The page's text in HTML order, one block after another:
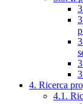
4. Ricerca
4.1.